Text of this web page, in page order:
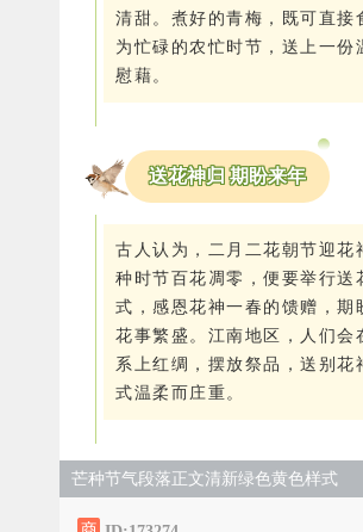
清甜。煮好的青梅，既可直接
为忙碌的农忙时节，送上一份
慰藉。
送花神归 期盼来年
古人认为，二月二花朝节迎花
种时节百花凋零，便要举行送
式，感恩花神一春的馈赠，期
花事繁盛。江南地区，人们会
系上红绸，摆放祭品，送别花
式温柔而庄重。
芒种节气段落正文清新绿色黄色样式